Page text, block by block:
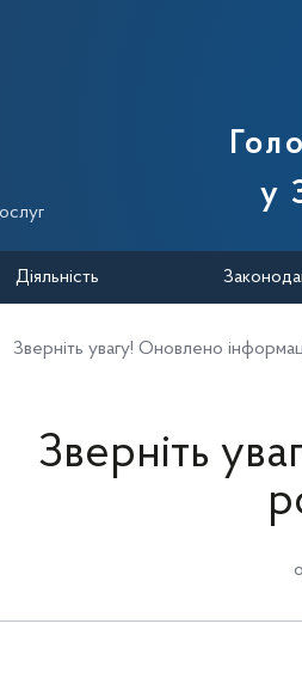
Державної
у
Діяльність
Зверніть увагу! Оновлено
Зверніть